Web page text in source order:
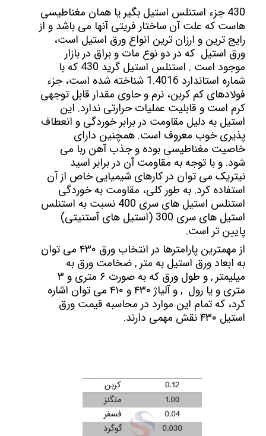
430 جزء استنلس استیل بگیر یا همان مغناطیسی
هاست که علت آن ساختار فریتی آنها می باشد و از
رایج ترین و ارزان ترین انواع ورق استیل است،
ورق استیل که در دو نوع مات و براق در بازار
موجود است . استنلس استیل گرید 430 که با
شماره استاندارد 1.4016 شناخته شده است، جزء
فولادهای کم کربن، نرم و حاوی مقدار قابل توجهی
کرم است و قابلیت عملیات حرارتی ندارد. این
استیل به دلیل مقاومت در برابر خوردگی و انعطاف
پذیری خوب معروف است. همچنین دارای
خاصیت مغناطیسی بوده و جذب آهن ربا می
شود. و با توجه به مقاومت آن در برابر اسید
نیتریک می توان در کارهای شیمیایی خاص از آن
استفاده کرد. به طور کلی، مقاومت به خوردگی
استنلس استیل های سری 400 نسبت به استنلس
استیل های سری 300 (استیل های آستنیتی)
پایین تر است.
از مهمترین پارامترها در انتخاب ورق ۴۳۰ می توان
به ابعاد ورق استیل به متر , ضخامت ورق به
میلیمتر , و طول ورق که به صورت ۶ متری و ۳
متری و یا رول , و آلیاژ ۴۳۰ و ۴۱۰ می توان اشاره
کرد، که تمام این موارد در محاسبه قیمت ورق
استیل ۴۳۰ نقش مهمی دارند.